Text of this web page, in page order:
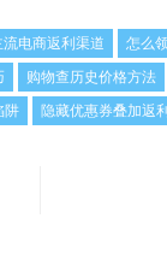
流电商返利渠道 怎么
购物查历史价格方法
阱
隐藏优惠券叠加返